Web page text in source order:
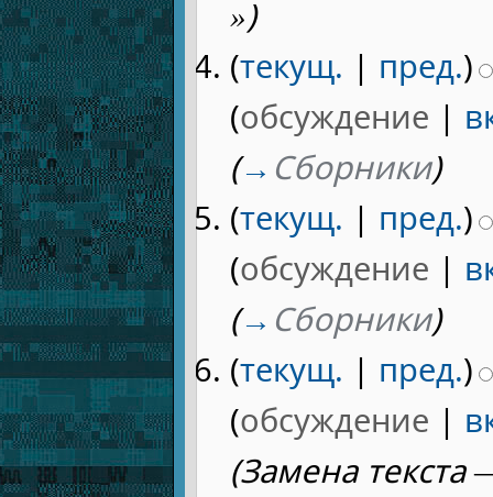
»)
(текущ. | пред.)
(обсуждение |
(→ Сборники)
(текущ. | пред.)
(обсуждение |
(→ Сборники)
(текущ. | пред.)
(обсуждение |
(Замена текста